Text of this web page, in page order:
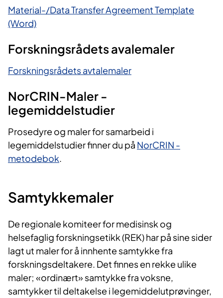
Material-/Data Transfer Agreement Template
(Word)
Forskningsrådets avalemaler
Forskningsrådets avtalemaler
NorCRIN-Maler -
legemiddelstudier
Prosedyre og maler for samarbeid i
legemiddelstudier finner du på NorCRIN -
metodebok.
Samtykkemaler
De regionale komiteer for medisinsk og
helsefaglig forskningsetikk (REK) har på sine sider
lagt ut maler for å innhente samtykke fra
forskningsdeltakere. Det finnes en rekke ulike
maler; «ordinært» samtykke fra voksne,
samtykker til deltakelse i legemiddelutprøvinger,